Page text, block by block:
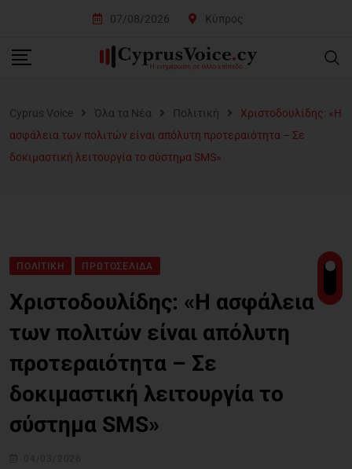
07/08/2026 Κύπρος
Cyprus Voice Όλα τα Νέα Πολιτική
Χριστοδουλίδης: «Η
ασφάλεια των πολιτών είναι απόλυτη προτεραιότητα – Σε
δοκιμαστική λειτουργία το σύστημα SMS»
ΠΟΛΙΤΙΚΉ ΠΡΩΤΟΣΈΛΙΔΑ
Χριστοδουλίδης: «Η ασφάλεια
των πολιτών είναι απόλυτη
προτεραιότητα – Σε
δοκιμαστική λειτουργία το
σύστημα SMS»